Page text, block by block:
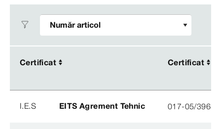
Certificat Certificat
Certificat Certificat
I.E.S EITS Agrement Tehnic 017-05/3963-